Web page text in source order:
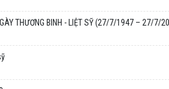
THƯƠNG BINH - LIỆT SỸ (27/7/1947 – 27/7/